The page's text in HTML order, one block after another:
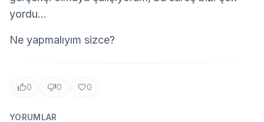
yordu...
Ne yapmalıyım sizce?
0 0 0
YORUMLAR